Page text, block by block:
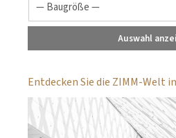
Auswahl
Entdecken Sie die ZIMM-Welt